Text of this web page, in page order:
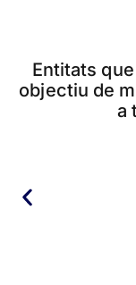
Entitats
objectiu de
a